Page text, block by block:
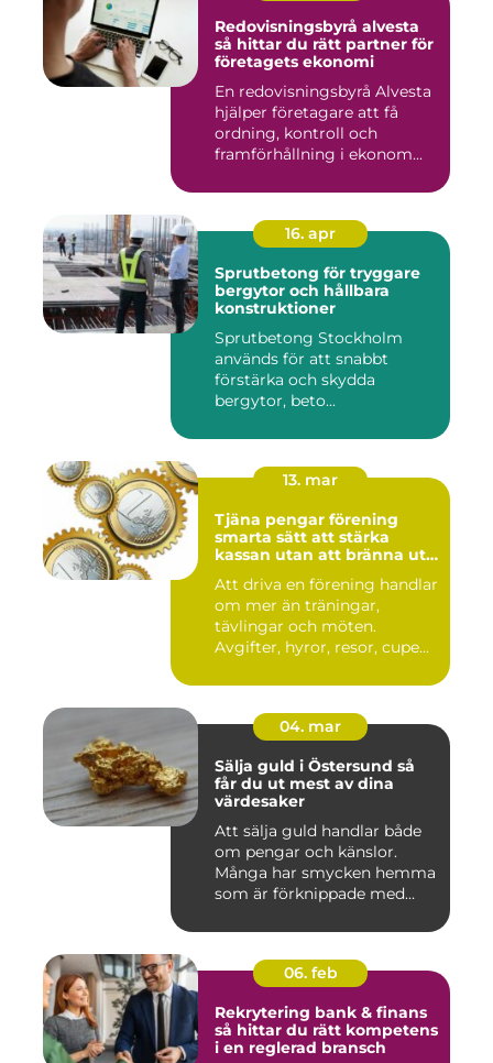
Redovisningsbyrå alvesta
så hittar du rätt partner för
företagets ekonomi
En redovisningsbyrå Alvesta
hjälper företagare att få
ordning, kontroll och
framförhållning i ekonom...
16. apr
Sprutbetong för tryggare
bergytor och hållbara
konstruktioner
Sprutbetong Stockholm
används för att snabbt
förstärka och skydda
bergytor, beto...
13. mar
Tjäna pengar förening
smarta sätt att stärka
kassan utan att bränna ut
Att driva en förening handlar
om mer än träningar,
tävlingar och möten.
Avgifter, hyror, resor, cupe...
04. mar
Sälja guld i Östersund så
får du ut mest av dina
värdesaker
Att sälja guld handlar både
om pengar och känslor.
Många har smycken hemma
som är förknippade med
06. feb
Rekrytering bank & finans
så hittar du rätt kompetens
i en reglerad bransch